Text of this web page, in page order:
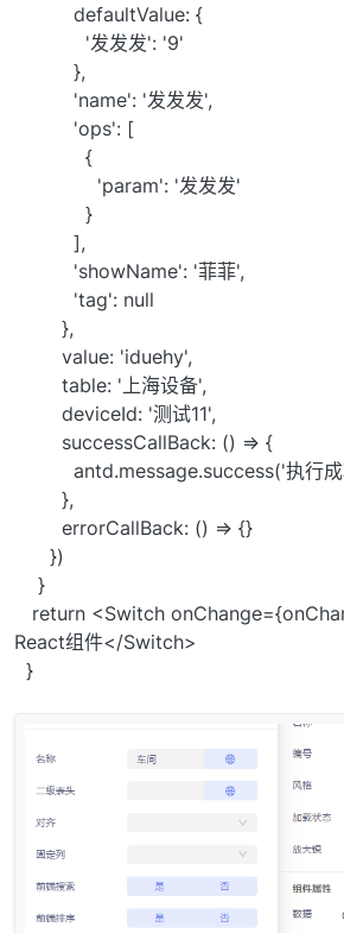
defaultValue: {
'发发发': '9'
},
'name': '发发发',
'ops': [
{
'param': '发发发'
}
],
'showName': '菲菲',
'tag': null
},
value: 'iduehy',
table: '上海设备',
deviceId: '测试11',
successCallBack: () => {
antd.message.success('执行成
},
errorCallBack: () => {}
})
}
return <Switch
React组件</Switch>
}